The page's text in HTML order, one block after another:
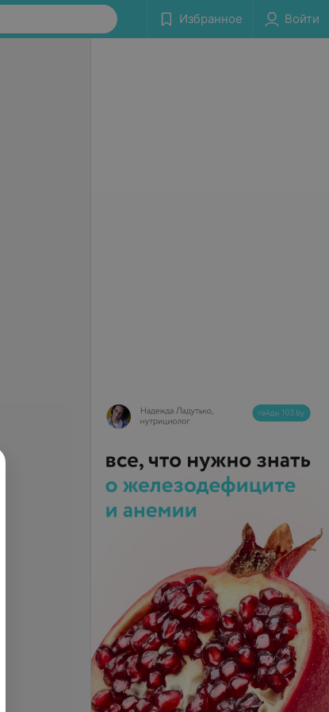
Избранное Войти